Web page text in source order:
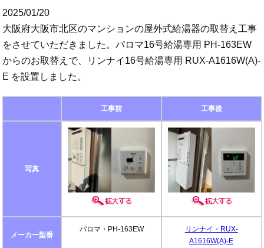
2025/01/20
大阪府大阪市北区のマンションの屋外式給湯器の取替え工事
をさせていただきました。パロマ16号給湯専用 PH-163EW
からのお取替えで、リンナイ16号給湯専用 RUX-A1616W(A)-
E を設置しました。
工事前 工事後
写真
メーカー型番
パロマ・PH-163EW
リンナイ・RUX-
A1616W(A)-E